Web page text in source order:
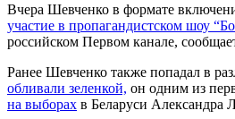
Вчера Шевченко в формате
участие в пропагандистском шоу
российском Первом канале,
Ранее Шевченко также попадал в
обливали зеленкой, он одним из
на выборах в Беларуси Александра